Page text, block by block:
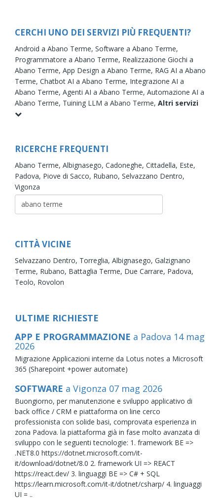
CERCHI UNO DEI SERVIZI PIÙ FREQUENTI?
Android a Abano Terme, Software a Abano Terme,
Programmatore a Abano Terme, Realizzazione Giochi a
Abano Terme, App Design a Abano Terme, RAG AI a Abano
Terme, Chatbot AI a Abano Terme, Integrazione AI a
Abano Terme, Agenti AI a Abano Terme, Automazione AI a
Abano Terme, Tuining LLM a Abano Terme, Altri servizi
RICERCHE FREQUENTI
Abano Terme, Albignasego, Cadoneghe, Cittadella, Este,
Padova, Piove di Sacco, Rubano, Selvazzano Dentro,
Vigonza
CITTÀ VICINE
Selvazzano Dentro, Torreglia, Albignasego, Galzignano
Terme, Rubano, Battaglia Terme, Due Carrare, Padova,
Teolo, Rovolon
ULTIME RICHIESTE
APP E PROGRAMMAZIONE a Padova 14 mag
2026
Migrazione Applicazioni interne da Lotus notes a Microsoft
365 (Sharepoint +power automate)
SOFTWARE a Vigonza 07 mag 2026
Buongiorno, per manutenzione e sviluppo applicativo di
back office / CRM e piattaforma on line cerco
professionista con solide basi, comprovata esperienza in
zona Padova. la piattaforma già in fase molto avanzata di
sviluppo con le seguenti tecnologie: 1. framework BE =>
.NET8.0 https://dotnet.microsoft.com/it-
it/download/dotnet/8.0 2. framework UI => REACT
https://react.dev/ 3. linguaggi BE => C# + SQL
https://learn.microsoft.com/it-it/dotnet/csharp/ 4. linguaggi
UI = ..